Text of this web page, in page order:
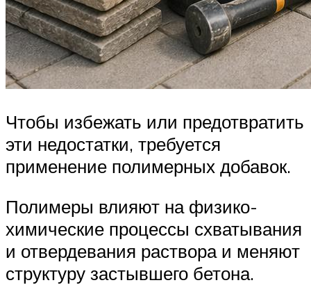
Чтобы избежать или предотвратить
эти недостатки, требуется
применение полимерных добавок.
Полимеры влияют на физико-
химические процессы схватывания
и отвердевания раствора и меняют
структуру застывшего бетона.